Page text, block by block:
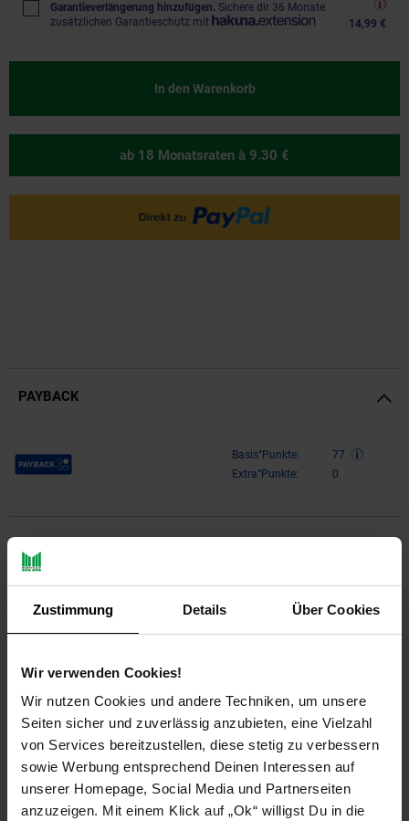
Zustimmung Details Über Cookies
Wir verwenden Cookies!
Wir nutzen Cookies und andere Techniken, um unsere
Seiten sicher und zuverlässig anzubieten, eine Vielzahl
von Services bereitzustellen, diese stetig zu verbessern
sowie Werbung entsprechend Deinen Interessen auf
unserer Homepage, Social Media und Partnerseiten
anzuzeigen. Mit einem Klick auf „Ok“ willigst Du in die
Garantieverlängerung hinzufügen. Sichere dir 36 Monate
zusätzlichen Garantieschutz mit
14,99 €
In den Warenkorb
ab 18 Monatsraten à 9.30 €
PAYBACK
Payback Punkte Basis°Punkte:
77
Extra°Punkte:
0
Ein Beistelltisch im schlichten, rustikalen Design mit
Die Form des Tisches erinnert an eine Sanduhr
Abmessungen
Breite: 30 cm
Höhe: 45 cm
Tiefe: 30 cm